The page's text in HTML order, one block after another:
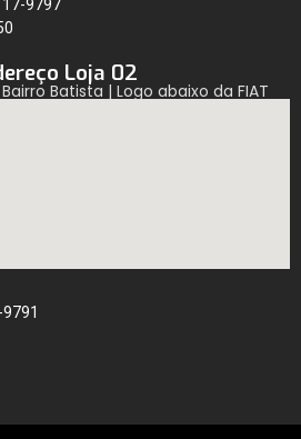
9797
Loja 02
Batista | Logo abaixo da FIAT